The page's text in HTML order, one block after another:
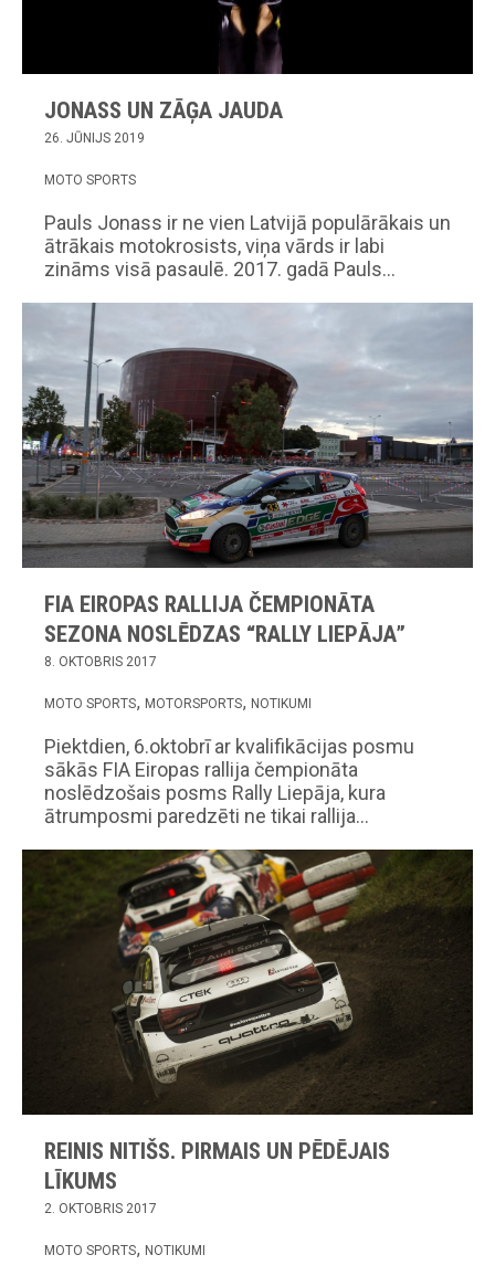
JONASS UN ZĀĢA JAUDA
26. JŪNIJS 2019
MOTO SPORTS
Pauls Jonass ir ne vien Latvijā populārākais un
ātrākais motokrosists, viņa vārds ir labi
zināms visā pasaulē. 2017. gadā Pauls…
FIA EIROPAS RALLIJA ČEMPIONĀTA
SEZONA NOSLĒDZAS “RALLY LIEPĀJA”
8. OKTOBRIS 2017
MOTO SPORTS MOTORSPORTS NOTIKUMI
Piektdien, 6.oktobrī ar kvalifikācijas posmu
sākās FIA Eiropas rallija čempionāta
noslēdzošais posms Rally Liepāja, kura
ātrumposmi paredzēti ne tikai rallija…
REINIS NITIŠS. PIRMAIS UN PĒDĒJAIS
LĪKUMS
2. OKTOBRIS 2017
MOTO SPORTS NOTIKUMI